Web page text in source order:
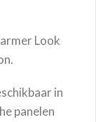
Look
in
panelen